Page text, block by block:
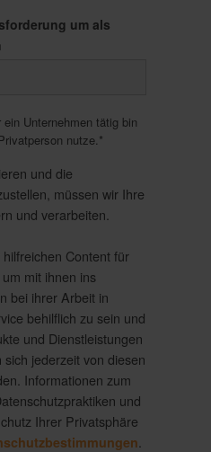
um als
Unternehmen tätig bin
nutze. *
und die
müssen wir Ihre
und verarbeiten.
Content für
mit ihnen ins
bei ihrer Arbeit in
behilflich zu sein und
und Dienstleistungen
jederzeit von diesen
Informationen zum
und
Ihrer Privatsphäre